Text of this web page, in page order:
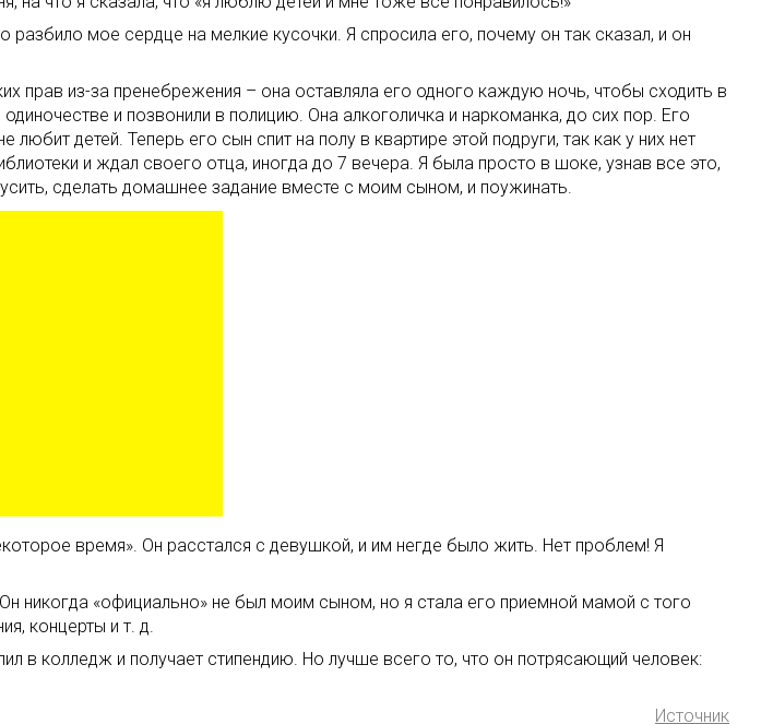
мое сердце на мелкие кусочки. Я спросила его, почему он так сказал, и он
прав из-за пренебрежения – она оставляла его одного каждую ночь, чтобы сходить в
и позвонили в полицию. Она алкоголичка и наркоманка, до сих пор. Его
детей. Теперь его сын спит на полу в квартире этой подруги, так как у них нет
и ждал своего отца, иногда до 7 вечера. Я была просто в шоке, узнав все это,
сделать домашнее задание вместе с моим сыном, и поужинать.
время». Он расстался с девушкой, и им негде было жить. Нет проблем! Я
никогда «официально» не был моим сыном, но я стала его приемной мамой с того
концерты и т. д.
в колледж и получает стипендию. Но лучше всего то, что он потрясающий человек:
Источник